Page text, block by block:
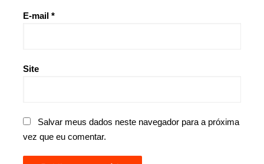
E-mail *
Site
Salvar meus dados neste navegador para a próxima
vez que eu comentar.